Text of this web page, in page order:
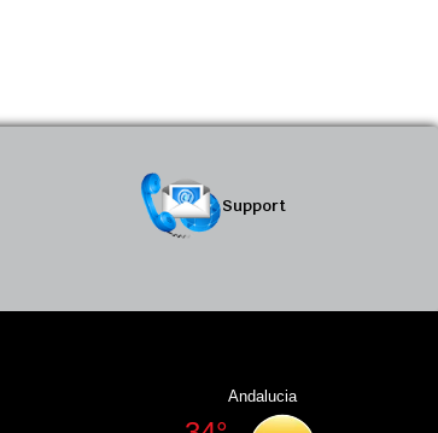
Support